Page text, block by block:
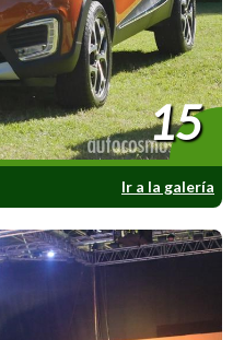
Ir a la galería
15